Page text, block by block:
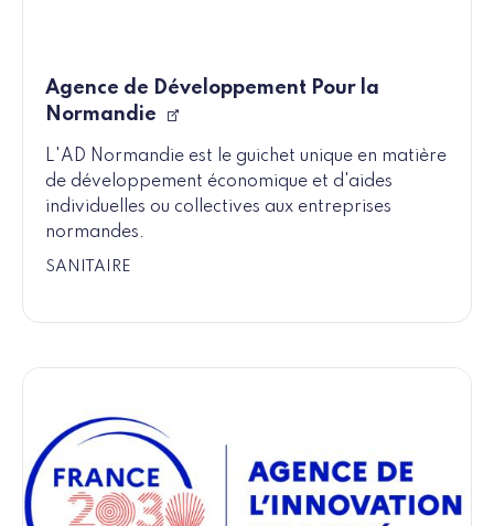
Agence de Développement Pour la
Normandie
L'AD Normandie est le guichet unique en matière
de développement économique et d'aides
individuelles ou collectives aux entreprises
normandes.
SANITAIRE